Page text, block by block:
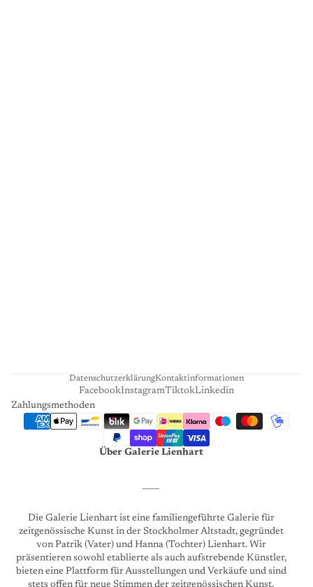
DatenschutzerklärungKontaktinformationen
FacebookInstagramTiktokLinkedin
Zahlungsmethoden
Über Galerie Lienhart
Die Galerie Lienhart ist eine familiengeführte Galerie für
zeitgenössische Kunst in der Stockholmer Altstadt, gegründet
von Patrik (Vater) und Hanna (Tochter) Lienhart. Wir
präsentieren sowohl etablierte als auch aufstrebende Künstler,
bieten eine Plattform für Ausstellungen und Verkäufe und sind